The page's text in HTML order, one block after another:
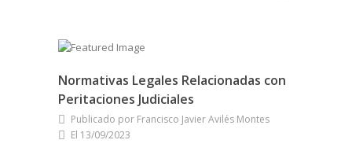
Normativas Legales Relacionadas con
Peritaciones Judiciales
Publicado por Francisco Javier Avilés Montes
El 13/09/2023